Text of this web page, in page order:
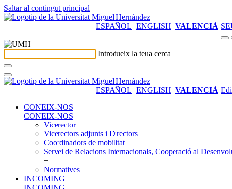
Saltar al contingut principal
ESPAÑOL ENGLISH VALENCIÀ
Introdueix la teua cerca
ESPAÑOL ENGLISH VALENCIÀ
CONEIX-NOS
CONEIX-NOS
Vicerector
Vicerectors adjunts i Directors
Coordinadors de mobilitat
Servei de Relacions Internacionals, Cooperació al
+
Normatives
INCOMING
INCOMING